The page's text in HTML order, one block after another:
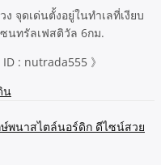
จุดเด่นตั้งอยู่ในทำเลที่เงียบ
นทรัลเฟสติวัล 6กม.
: nutrada555 》
น
พนาสไตล์นอร์ดิก ดีไซน์สวย